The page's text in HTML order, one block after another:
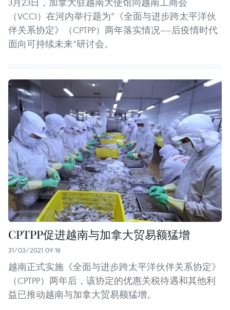
3月23日，加拿大驻越南大使馆同越南工商会
（VCCI）在河内举行题为“《全面与进步跨太平洋伙
伴关系协定》（CPTPP）两年落实情况——后疫情时代
面向可持续未来”研讨会。
CPTPP促进越南与加拿大贸易额猛增
31/03/2021 09:18
越南正式实施《全面与进步跨太平洋伙伴关系协定》
（CPTPP）两年后，该协定的优惠关税待遇和其他利
益已推动越南与加拿大贸易额猛增。